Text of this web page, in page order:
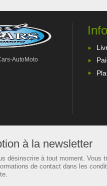
AutoMoto
à la newsletter
désinscrire à tout moment. Vous
de contact dans les